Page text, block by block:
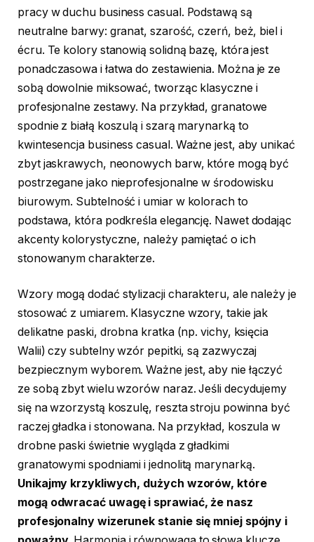
pracy w duchu business casual. Podstawą są
neutralne barwy: granat, szarość, czerń, beż, biel i
écru. Te kolory stanowią solidną bazę, która jest
ponadczasowa i łatwa do zestawienia. Można je ze
sobą dowolnie miksować, tworząc klasyczne i
profesjonalne zestawy. Na przykład, granatowe
spodnie z białą koszulą i szarą marynarką to
kwintesencja business casual. Ważne jest, aby unikać
zbyt jaskrawych, neonowych barw, które mogą być
postrzegane jako nieprofesjonalne w środowisku
biurowym. Subtelność i umiar w kolorach to
podstawa, która podkreśla elegancję. Nawet dodając
akcenty kolorystyczne, należy pamiętać o ich
stonowanym charakterze.
Wzory mogą dodać stylizacji charakteru, ale należy je
stosować z umiarem. Klasyczne wzory, takie jak
delikatne paski, drobna kratka (np. vichy, księcia
Walii) czy subtelny wzór pepitki, są zazwyczaj
bezpiecznym wyborem. Ważne jest, aby nie łączyć
ze sobą zbyt wielu wzorów naraz. Jeśli decydujemy
się na wzorzystą koszulę, reszta stroju powinna być
raczej gładka i stonowana. Na przykład, koszula w
drobne paski świetnie wygląda z gładkimi
granatowymi spodniami i jednolitą marynarką.
Unikajmy krzykliwych, dużych wzorów, które
mogą odwracać uwagę i sprawiać, że nasz
profesjonalny wizerunek stanie się mniej spójny i